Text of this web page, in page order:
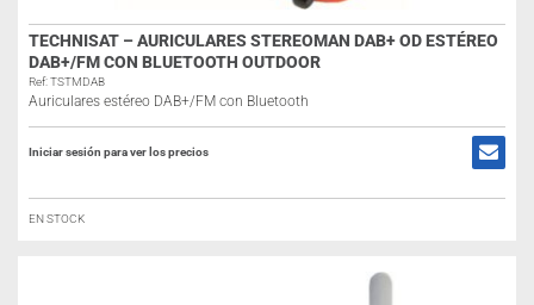
TECHNISAT – AURICULARES STEREOMAN DAB+ OD ESTÉREO
DAB+/FM CON BLUETOOTH OUTDOOR
Ref: TSTMDAB
Auriculares estéreo DAB+/FM con Bluetooth
Iniciar sesión para ver los precios
EN STOCK